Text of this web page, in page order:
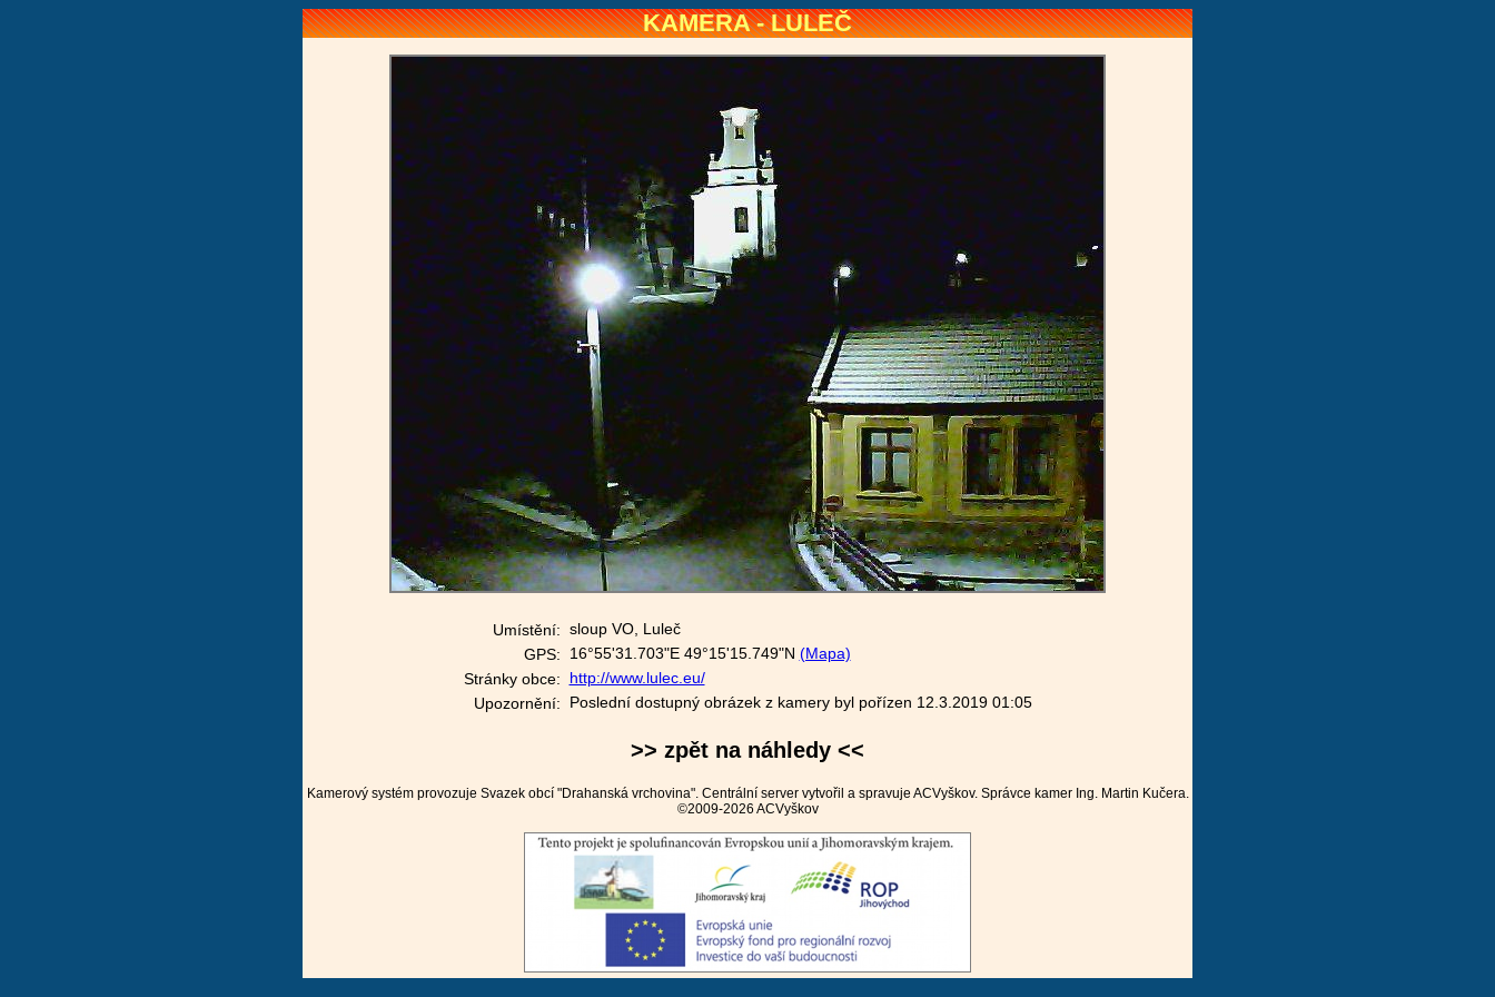
KAMERA - LULEČ
Umístění: sloup VO, Luleč
GPS:
16°55'31.703"E 49°15'15.749"N (Mapa)
Stránky obce:
http://www.lulec.eu/
Upozornění:
Poslední dostupný obrázek z kamery byl pořízen 12.3.2019 01:05
>> zpět na náhledy <<
Kamerový systémprovozuje Svazek obcí "Drahanská vrchovina". Centrální server vytvořil a spravuje ACVyškov. Správce kamer Ing. Martin Kučera
©2009-2026 ACVyškov